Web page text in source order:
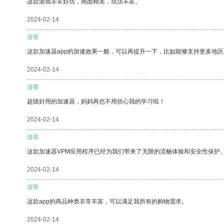
这款游戏非常好玩，画面精美，玩法丰富。
2024-02-14
游客
这款加速器app的加速效果一般，可以再提升一下，比如能够支持更多地区
2024-02-14
游客
超级好用的加速器，妈妈再也不用担心我的学习啦！
2024-02-14
游客
这款加速器VPM应用程序已经为我们带来了无限的流畅体验和安全性保护。
2024-02-14
游客
这款app的商品种类非常丰富，可以满足我所有的购物需求。
2024-02-14